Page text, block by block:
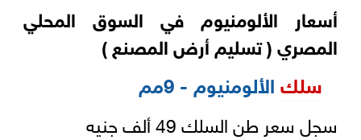
أسعار الألومنيوم في السوق المحلي
المصري ( تسليم أرض المصنع )
سلكالألومنيوم - 9مم
سجل سعر طن السلك 49 ألف جنيه